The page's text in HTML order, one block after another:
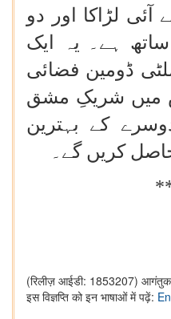
30 ایم کے آئی لڑاکا اور دو
ساتھ ہے۔ یہ ایک
ڈومین فضائی
شریکِ مشق
کے بہترین
کریں گے۔
(रिलीज़ आईडी: 1853207)
इस विज्ञप्ति को इन भाषाओं में पढ़ें: